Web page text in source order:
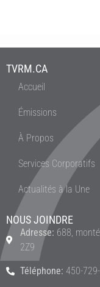
TVRM.CA
Accueil
Émissions
À Propos
Services Corporatifs
Actualités à la Une
NOUS JOINDRE
Adresse: 688,
2Z9
Téléphone: 450-